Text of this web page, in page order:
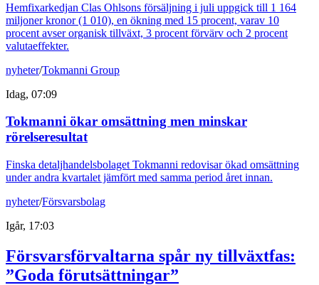
Hemfixarkedjan Clas Ohlsons försäljning i juli uppgick till 1 164
miljoner kronor (1 010), en ökning med 15 procent, varav 10
procent avser organisk tillväxt, 3 procent förvärv och 2 procent
valutaeffekter.
nyheter/Tokmanni Group
Idag, 07:09
Tokmanni ökar omsättning men minskar
rörelseresultat
Finska detaljhandelsbolaget Tokmanni redovisar ökad omsättning
under andra kvartalet jämfört med samma period året innan.
nyheter/Försvarsbolag
Igår, 17:03
Försvarsförvaltarna spår ny tillväxtfas:
”Goda förutsättningar”